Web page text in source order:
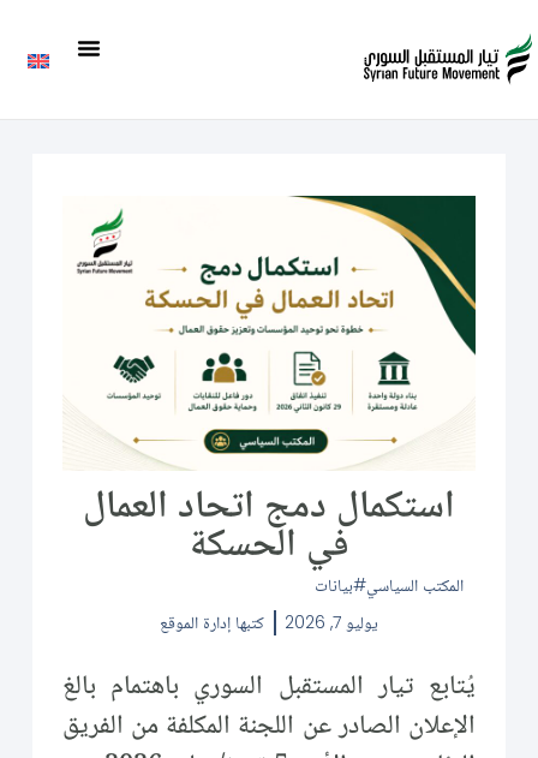
استكمال دمج اتحاد العمال
في الحسكة
المكتب السياسي بيانات
يوليو 7, 2026
كتبها إدارة الموقع
يُتابع تيار المستقبل السوري باهتمام بالغ
الإعلان الصادر عن اللجنة المكلفة من الفريق